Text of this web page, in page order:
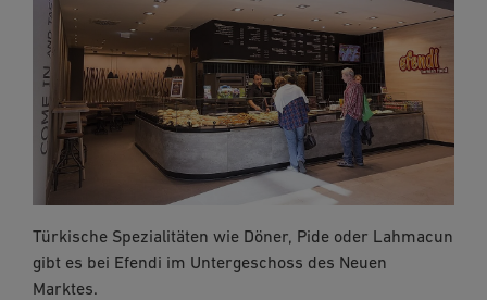
Türkische Spezialitäten wie Döner, Pide oder Lahmacun
gibt es bei Efendi im Untergeschoss des Neuen
Marktes.